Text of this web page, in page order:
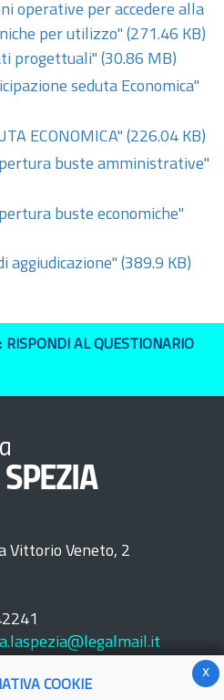
operative per accedere alla
per utilizzo" (271.46 KB)
progettuali" (30.86 MB)
seduta Economica"
ECONOMICA" (226.04 KB)
buste amministrative"
buste economiche"
aggiudicazione" (389.9 KB)
RISPONDI AL QUESTIONARIO
Vittorio Veneto, 2
x
COOKIE